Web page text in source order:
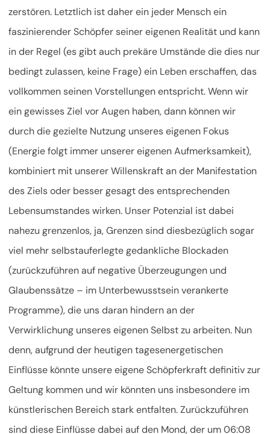
zerstören. Letztlich ist daher ein jeder Mensch ein
faszinierender Schöpfer seiner eigenen Realität und kann
in der Regel (es gibt auch prekäre Umstände die dies nur
bedingt zulassen, keine Frage) ein Leben erschaffen, das
vollkommen seinen Vorstellungen entspricht. Wenn wir
ein gewisses Ziel vor Augen haben, dann können wir
durch die gezielte Nutzung unseres eigenen Fokus
(Energie folgt immer unserer eigenen Aufmerksamkeit),
kombiniert mit unserer Willenskraft an der Manifestation
des Ziels oder besser gesagt des entsprechenden
Lebensumstandes wirken. Unser Potenzial ist dabei
nahezu grenzenlos, ja, Grenzen sind diesbezüglich sogar
viel mehr selbstauferlegte gedankliche Blockaden
(zurückzuführen auf negative Überzeugungen und
Glaubenssätze – im Unterbewusstsein verankerte
Programme), die uns daran hindern an der
Verwirklichung unseres eigenen Selbst zu arbeiten. Nun
denn, aufgrund der heutigen tagesenergetischen
Einflüsse könnte unsere eigene Schöpferkraft definitiv zur
Geltung kommen und wir könnten uns insbesondere im
künstlerischen Bereich stark entfalten. Zurückzuführen
sind diese Einflüsse dabei auf den Mond, der um 06:08